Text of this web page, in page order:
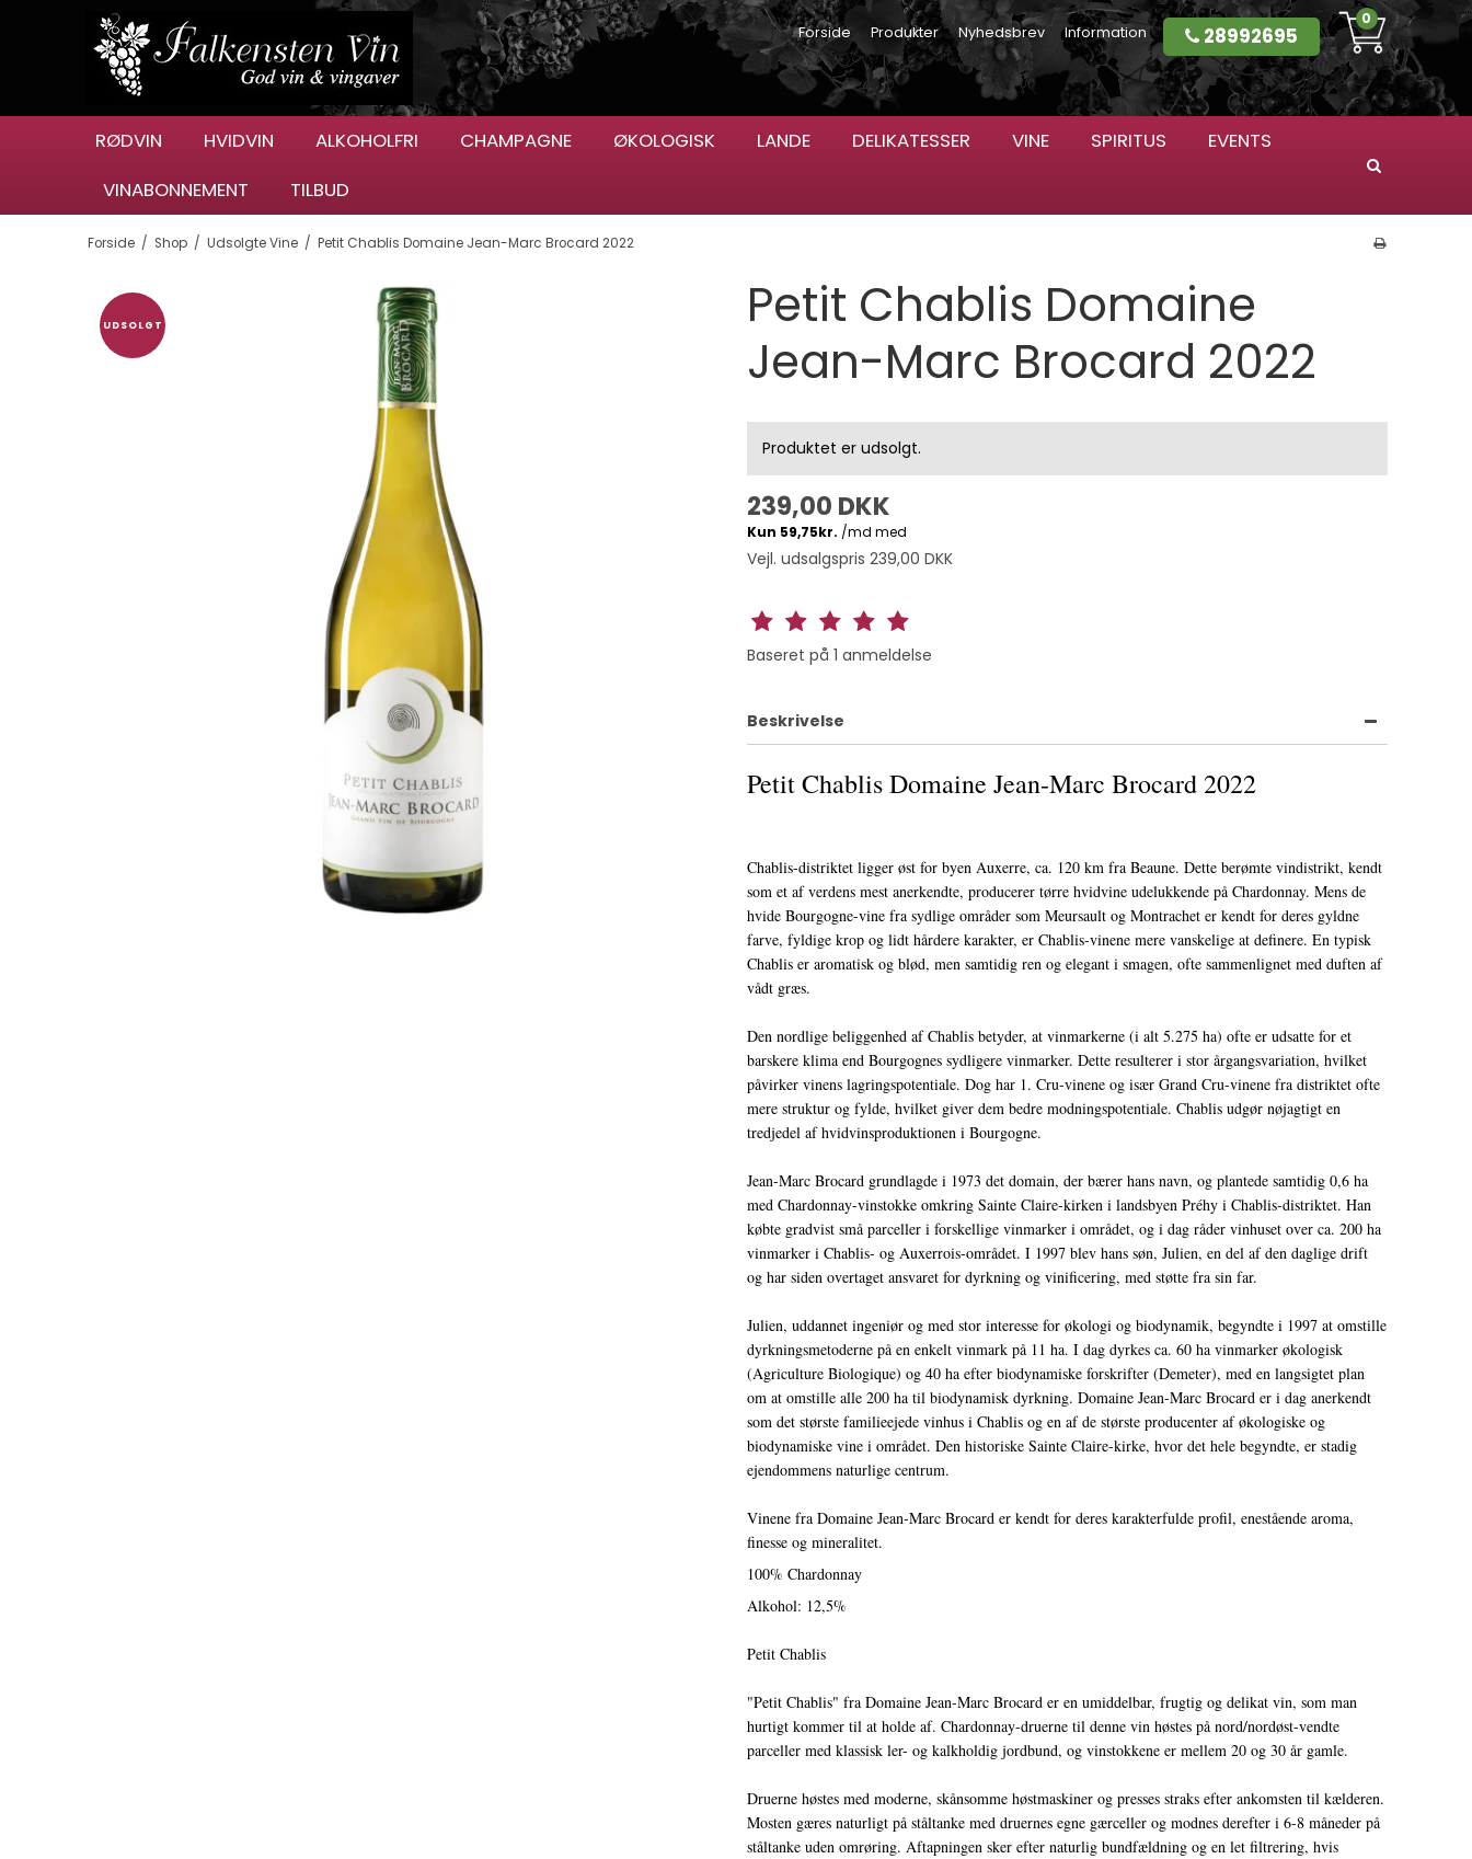
Forside Produkter Nyhedsbrev Information 28992695
0
RØDVIN HVIDVIN ALKOHOLFRI CHAMPAGNE ØKOLOGISK LANDE DELIKATESSER VINE SPIRITUS
EVENTS
VINABONNEMENT
TILBUD
Forside / Shop / Udsolgte Vine / Petit Chablis Domaine Jean-Marc Brocard 2022
UDSOLGT
Petit Chablis Domaine
Jean-Marc Brocard 2022
Produktet er udsolgt.
239,00 DKK
Vejl. udsalgspris 239,00 DKK
Baseret på 1 anmeldelse
Beskrivelse
Petit Chablis Domaine Jean-Marc Brocard 2022
Chablis-distriktet ligger øst for byen Auxerre, ca. 120 km fra Beaune. Dette berømte vindistrikt, kendt
som et af verdens mest anerkendte, producerer tørre hvidvine udelukkende på Chardonnay. Mens de
hvide Bourgogne-vine fra sydlige områder som Meursault og Montrachet er kendt for deres gyldne
farve, fyldige krop og lidt hårdere karakter, er Chablis-vinene mere vanskelige at definere. En typisk
Chablis er aromatisk og blød, men samtidig ren og elegant i smagen, ofte sammenlignet med duften af
vådt græs.
Den nordlige beliggenhed af Chablis betyder, at vinmarkerne (i alt 5.275 ha) ofte er udsatte for et
barskere klima end Bourgognes sydligere vinmarker. Dette resulterer i stor årgangsvariation, hvilket
påvirker vinens lagringspotentiale. Dog har 1. Cru-vinene og især Grand Cru-vinene fra distriktet ofte
mere struktur og fylde, hvilket giver dem bedre modningspotentiale. Chablis udgør nøjagtigt en
tredjedel af hvidvinsproduktionen i Bourgogne.
Jean-Marc Brocard grundlagde i 1973 det domain, der bærer hans navn, og plantede samtidig 0,6 ha
med Chardonnay-vinstokke omkring Sainte Claire-kirken i landsbyen Préhy i Chablis-distriktet. Han
købte gradvist små parceller i forskellige vinmarker i området, og i dag råder vinhuset over ca. 200 ha
vinmarker i Chablis- og Auxerrois-området. I 1997 blev hans søn, Julien, en del af den daglige drift
og har siden overtaget ansvaret for dyrkning og vinificering, med støtte fra sin far.
Julien, uddannet ingeniør og med stor interesse for økologi og biodynamik, begyndte i 1997 at omstille
dyrkningsmetoderne på en enkelt vinmark på 11 ha. I dag dyrkes ca. 60 ha vinmarker økologisk
(Agriculture Biologique) og 40 ha efter biodynamiske forskrifter (Demeter), med en langsigtet plan
om at omstille alle 200 ha til biodynamisk dyrkning. Domaine Jean-Marc Brocard er i dag anerkendt
som det største familieejede vinhus i Chablis og en af de største producenter af økologiske og
biodynamiske vine i området. Den historiske Sainte Claire-kirke, hvor det hele begyndte, er stadig
ejendommens naturlige centrum.
Vinene fra Domaine Jean-Marc Brocard er kendt for deres karakterfulde profil, enestående aroma,
finesse og mineralitet.
100% Chardonnay
Alkohol: 12,5%
Petit Chablis
"Petit Chablis" fra Domaine Jean-Marc Brocard er en umiddelbar, frugtig og delikat vin, som man
hurtigt kommer til at holde af. Chardonnay-druerne til denne vin høstes på nord/nordøst-vendte
parceller med klassisk ler- og kalkholdig jordbund, og vinstokkene er mellem 20 og 30 år gamle.
Druerne høstes med moderne, skånsomme høstmaskiner og presses straks efter ankomsten til kælderen.
Mosten gæres naturligt på ståltanke med druernes egne gærceller og modnes derefter i 6-8 måneder på
ståltanke uden omrøring. Aftapningen sker efter naturlig bundfældning og en let filtrering, hvis